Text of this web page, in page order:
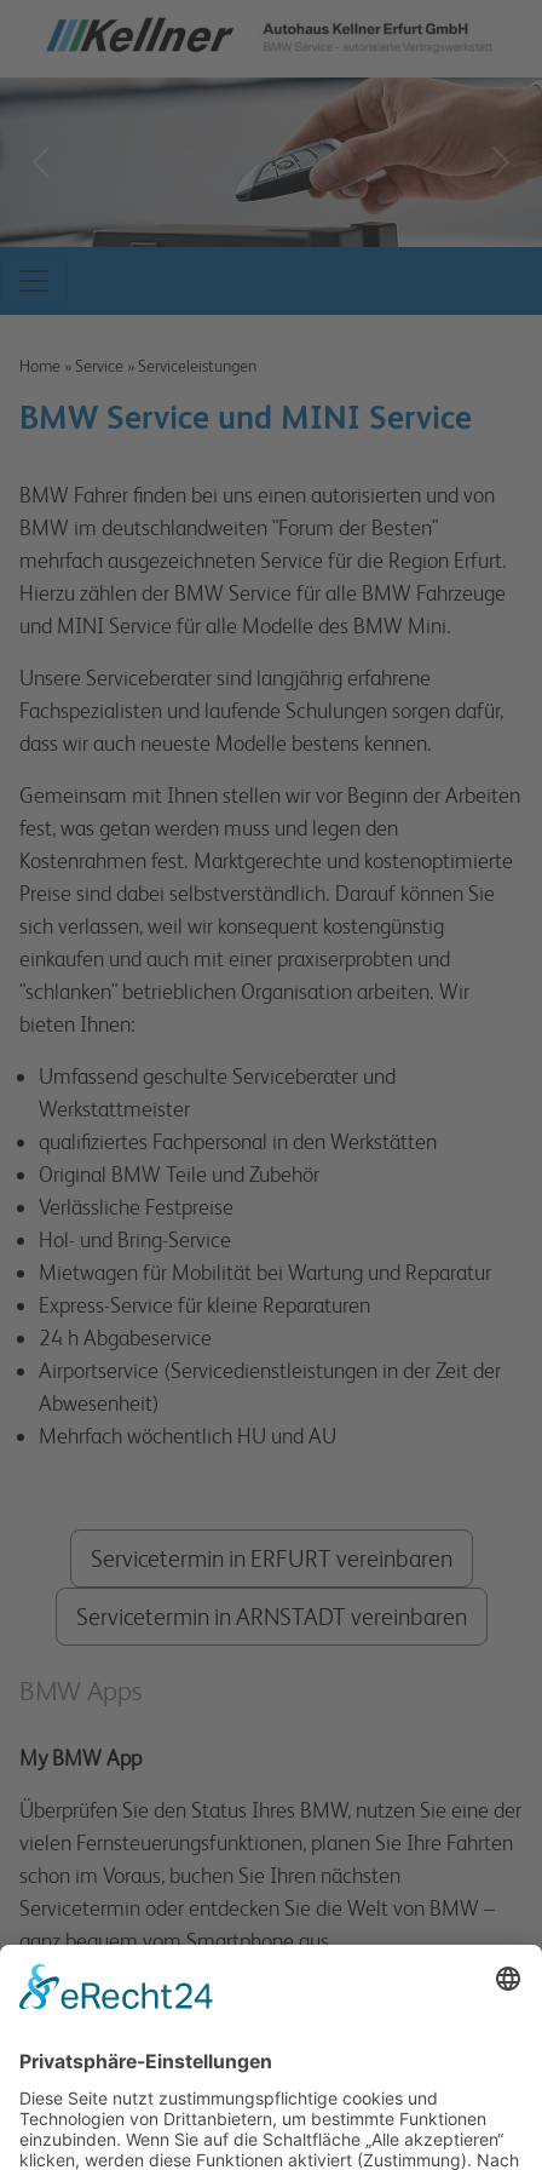
Home » Service » Serviceleistungen
BMW Service und MINI Service
BMW Fahrer finden bei uns einen autorisierten und von
BMW im deutschlandweiten "Forum der Besten"
mehrfach ausgezeichneten Service für die Region Erfurt.
Hierzu zählen der BMW Service für alle BMW Fahrzeuge
und MINI Service für alle Modelle des BMW Mini.
Unsere Serviceberater sind langjährig erfahrene
Fachspezialisten und laufende Schulungen sorgen dafür,
dass wir auch neueste Modelle bestens kennen.
Gemeinsam mit Ihnen stellen wir vor Beginn der Arbeiten
fest, was getan werden muss und legen den
Kostenrahmen fest. Marktgerechte und kostenoptimierte
Preise sind dabei selbstverständlich. Darauf können Sie
sich verlassen, weil wir konsequent kostengünstig
einkaufen und auch mit einer praxiserprobten und
"schlanken" betrieblichen Organisation arbeiten. Wir
bieten Ihnen:
Umfassend geschulte Serviceberater und
Werkstattmeister
qualifiziertes Fachpersonal in den Werkstätten
Original BMW Teile und Zubehör
Verlässliche Festpreise
Hol- und Bring-Service
Mietwagen für Mobilität bei Wartung und Reparatur
Express-Service für kleine Reparaturen
24 h Abgabeservice
Airportservice (Servicedienstleistungen in der Zeit der
Abwesenheit)
Mehrfach wöchentlich HU und AU
Servicetermin in ERFURT vereinbaren
Servicetermin in ARNSTADT vereinbaren
BMW Apps
My BMW App
Überprüfen Sie den Status Ihres BMW, nutzen Sie eine der
vielen Fernsteuerungsfunktionen, planen Sie Ihre Fahrten
schon im Voraus, buchen Sie Ihren nächsten
Servicetermin oder entdecken Sie die Welt von BMW –
ganz bequem vom Smartphone aus.
Betriebsanleitungen
Betriebsanleitung für ausgewählte BMW Modelle.
Informieren Sie sich über die Vorzüge Ihres Fahrzeugs mit
der vollständigen Betriebsanleitung, der Bildsuche oder